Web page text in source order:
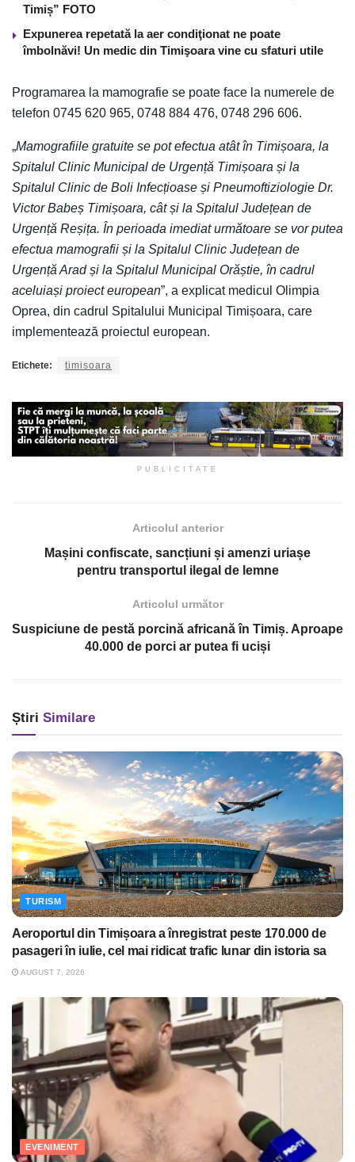
Timiș” FOTO
Expunerea repetată la aer condiţionat ne poate
îmbolnăvi! Un medic din Timişoara vine cu sfaturi utile
Programarea la mamografie se poate face la numerele de
telefon 0745 620 965, 0748 884 476, 0748 296 606.
„Mamografiile gratuite se pot efectua atât în Timișoara, la
Spitalul Clinic Municipal de Urgență Timișoara și la
Spitalul Clinic de Boli Infecțioase și Pneumoftiziologie Dr.
Victor Babeș Timișoara, cât și la Spitalul Județean de
Urgență Reșița. În perioada imediat următoare se vor putea
efectua mamografii și la Spitalul Clinic Județean de
Urgență Arad și la Spitalul Municipal Orăștie, în cadrul
aceluiași proiect european”, a explicat medicul Olimpia
Oprea, din cadrul Spitalului Municipal Timișoara, care
implementează proiectul european.
Etichete: timisoara
PUBLICITATE
Articolul anterior
Mașini confiscate, sancțiuni și amenzi uriașe
pentru transportul ilegal de lemne
Articolul următor
Suspiciune de pestă porcină africană în Timiș. Aproape
40.000 de porci ar putea fi uciși
Știri Similare
TURISM
Aeroportul din Timișoara a înregistrat peste 170.000 de
pasageri în iulie, cel mai ridicat trafic lunar din istoria sa
AUGUST 7, 2026
EVENIMENT